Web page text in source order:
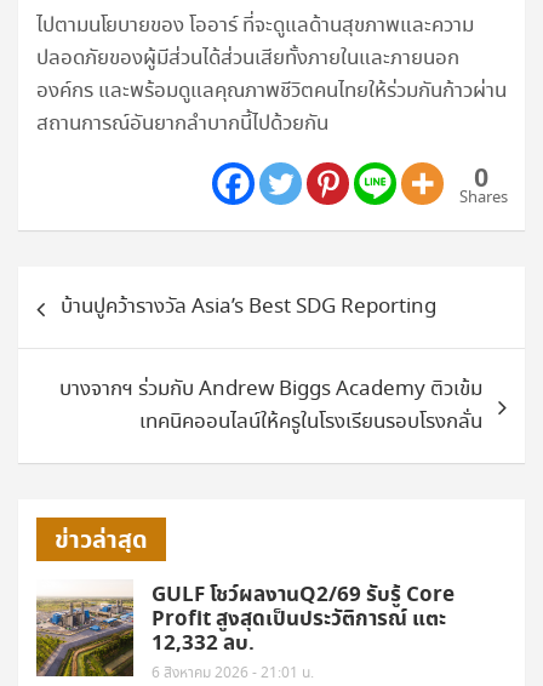
ไปตามนโยบายของ โออาร์ ที่จะดูแลด้านสุขภาพและความ
ปลอดภัยของผู้มีส่วนได้ส่วนเสียทั้งภายในและภายนอก
องค์กร และพร้อมดูแลคุณภาพชีวิตคนไทยให้ร่วมกันก้าวผ่าน
สถานการณ์อันยากลำบากนี้ไปด้วยกัน
0
Shares
แนะแนว
เรื่องบ้านปูคว้ารางวัล Asia’s Best SDG Reporting
บางจากฯ ร่วมกับ Andrew Biggs Academy ติวเข้ม
เทคนิคออนไลน์ให้ครูในโรงเรียนรอบโรงกลั่น
ข่าวล่าสุด
GULF โชว์ผลงานQ2/69 รับรู้ Core
Profit สูงสุดเป็นประวัติการณ์ แตะ
12,332 ลบ.
6 สิงหาคม 2026 - 21:01 น.